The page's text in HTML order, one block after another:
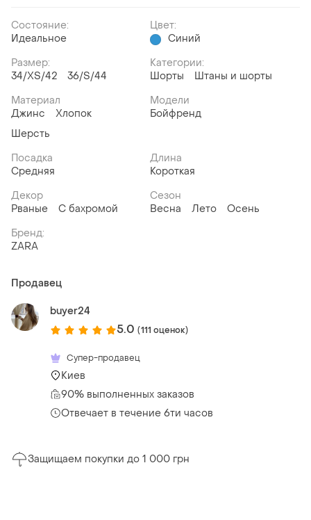
Состояние:
Идеальное
Цвет:
Синий
Размер:
34/XS/42
36/S/44
Категории:
Шорты
Штаны и шорты
Материал
Джинс
Хлопок
Шерсть
Модели
Бойфренд
Посадка
Средняя
Длина
Короткая
Декор
Рваные
С бахромой
Сезон
Весна
Лето
Осень
Бренд:
ZARA
Продавец
buyer24
5.0 (111 оценок)
Супер-продавец
Киев
90% выполненных заказов
Отвечает в течение 6ти часов
Защищаем покупки до 1 000 грн